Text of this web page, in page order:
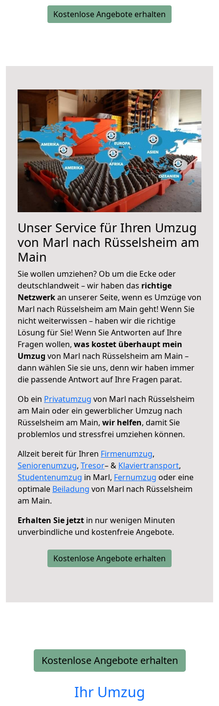
Kostenlose Angebote erhalten
Unser Service für Ihren Umzug
von Marl nach Rüsselsheim am
Main
Sie wollen umziehen? Ob um die Ecke oder
deutschlandweit – wir haben das richtige
Netzwerkan unserer Seite, wenn es Umzüge von
Marl nach Rüsselsheim am Main geht! Wenn Sie
nicht weiterwissen – haben wir die richtige
Lösung für Sie! Wenn Sie Antworten auf Ihre
Fragen wollen, was kostet überhaupt mein
Umzug von Marl nach Rüsselsheim am Main –
dann wählen Sie sie uns, denn wir haben immer
die passende Antwort auf Ihre Fragen parat.
Ob ein Privatumzug von Marl nach Rüsselsheim
am Main oder ein gewerblicher Umzug nach
Rüsselsheim am Main, wir helfen, damit Sie
problemlos und stressfrei umziehen können.
Allzeit bereit für Ihren Firmenumzug,
Seniorenumzug, Tresor– & Klaviertransport,
Studentenumzug in Marl, Fernumzug oder eine
optimale Beiladung von Marl nach Rüsselsheim
am Main.
Erhalten Sie jetzt in nur wenigen Minuten
unverbindliche und kostenfreie Angebote.
Kostenlose Angebote erhalten
Kostenlose Angebote erhalten
Ihr Umzug